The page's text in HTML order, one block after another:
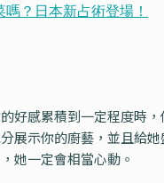
好感累積到一定程度時
展示你的廚藝，並且給
她一定會相當心動。